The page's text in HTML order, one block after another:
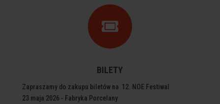

BILETY
Zapraszamy do zakupu biletów na 12. NOE Festiwal
23 maja 2026 - Fabryka Porcelany